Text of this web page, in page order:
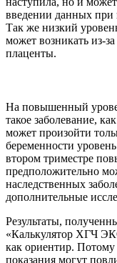
введении данных при
Так же низкий
может возникать из-
плаценты.
На повышенный
такое заболевание,
может произойти
беременности
втором триместре
предположительно
наследственных
дополнительные
Результаты,
«Калькулятор ХГЧ
как ориентир. Потому
показания могут